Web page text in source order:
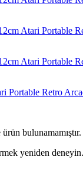
Portable Retro
bulunamamıştır.
yeniden deneyin.